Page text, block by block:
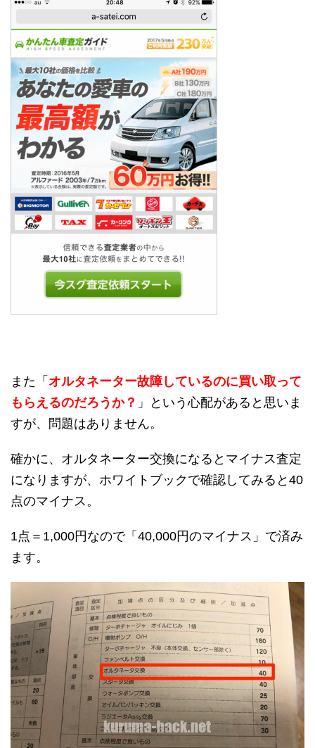
また「 オルタネーター故障しているのに買い取って
もらえるのだろうか？ 」という心配があると思いま
すが、問題はありません。
確かに、オルタネーター交換になるとマイナス査定
になりますが、ホワイトブックで確認してみると40
点のマイナス。
1点＝1,000円なので「40,000円のマイナス」で済み
ます。